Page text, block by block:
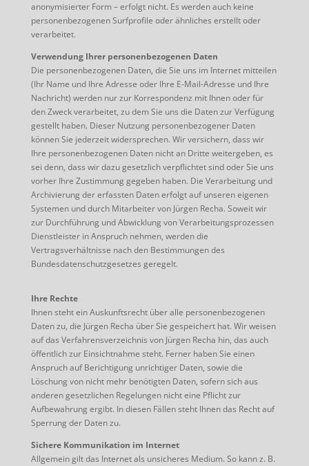
anonymisierter Form – erfolgt nicht. Es werden auch keine
personenbezogenen Surfprofile oder ähnliches erstellt oder
verarbeitet.
Verwendung Ihrer personenbezogenen Daten
Die personenbezogenen Daten, die Sie uns im Internet mitteilen
(Ihr Name und Ihre Adresse oder Ihre E-Mail-Adresse und Ihre
Nachricht) werden nur zur Korrespondenz mit Ihnen oder für
den Zweck verarbeitet, zu dem Sie uns die Daten zur Verfügung
gestellt haben. Dieser Nutzung personenbezogener Daten
können Sie jederzeit widersprechen. Wir versichern, dass wir
Ihre personenbezogenen Daten nicht an Dritte weitergeben, es
sei denn, dass wir dazu gesetzlich verpflichtet sind oder Sie uns
vorher Ihre Zustimmung gegeben haben. Die Verarbeitung und
Archivierung der erfassten Daten erfolgt auf unseren eigenen
Systemen und durch Mitarbeiter von Jürgen Recha. Soweit wir
zur Durchführung und Abwicklung von Verarbeitungsprozessen
Dienstleister in Anspruch nehmen, werden die
Vertragsverhältnisse nach den Bestimmungen des
Bundesdatenschutz­gesetzes geregelt.
Ihre Rechte
Ihnen steht ein Auskunftsrecht über alle personenbezogenen
Daten zu, die Jürgen Recha über Sie gespeichert hat. Wir weisen
auf das Verfahrensverzeichnis von Jürgen Recha hin, das auch
öffentlich zur Einsichtnahme steht. Ferner haben Sie einen
Anspruch auf Berichtigung unrichtiger Daten, sowie die
Löschung von nicht mehr benötigten Daten, sofern sich aus
anderen gesetzlichen Regelungen nicht eine Pflicht zur
Aufbewahrung ergibt. In diesen Fällen steht Ihnen das Recht auf
Sperrung der Daten zu.
Sichere Kommunikation im Internet
Allgemein gilt das Internet als unsicheres Medium. So kann z. B.